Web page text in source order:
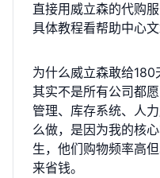
直接用威立森的代购
具体教程看帮助中心
为什么威立森敢给180
其实不是所有公司都
管理、库存系统、人
么做，是因为我的核
生，他们购物频率高
来省钱。